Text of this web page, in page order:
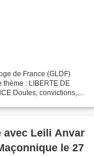
de France (GLDF)
: LIBERTE DE
Doutes, convictions,
avec Leili Anvar
le 27